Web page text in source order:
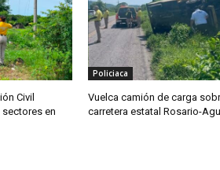
Civil
en
Policiaca
Vuelca camión de carga
carretera estatal Rosario-